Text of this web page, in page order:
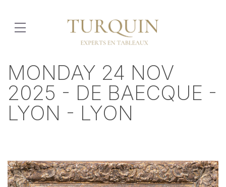
MONDAY 24 NOV
2025 - DE BAECQUE -
LYON - LYON